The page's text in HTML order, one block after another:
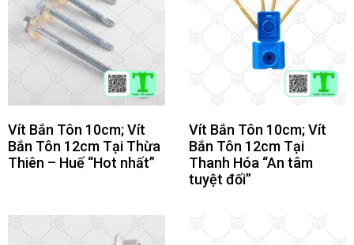
Vít Bắn Tôn 10cm; Vít
Bắn Tôn 12cm Tại Thừa
Thiên – Huế “Hot nhất”
Vít Bắn Tôn 10cm; Vít
Bắn Tôn 12cm Tại
Thanh Hóa “An tâm
tuyệt đối”